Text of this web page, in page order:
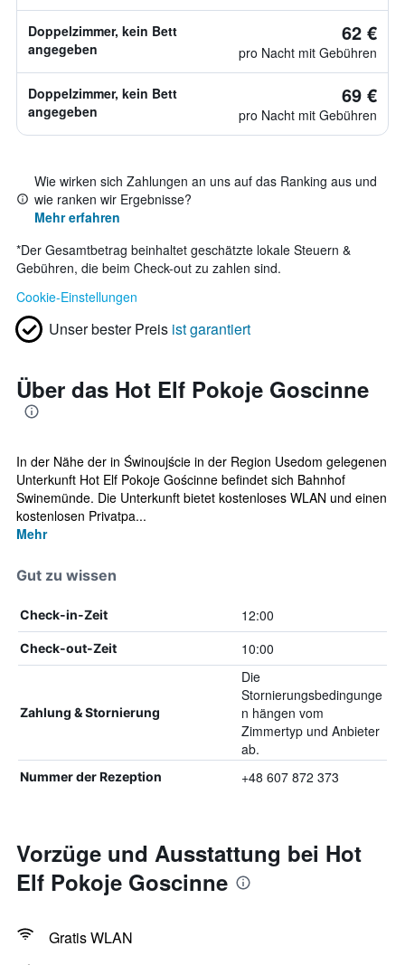
Doppelzimmer, kein Bett
angegeben
62 €
pro Nacht mit Gebühren
Doppelzimmer, kein Bett
angegeben
69 €
pro Nacht mit Gebühren
Wie wirken sich Zahlungen an uns auf das Ranking aus und
wie ranken wir Ergebnisse?
Mehr erfahren
*Der Gesamtbetrag beinhaltet geschätzte lokale Steuern &
Gebühren, die beim Check-out zu zahlen sind.
Cookie-Einstellungen
Unser bester Preis ist garantiert
Über das Hot Elf Pokoje Goscinne
In der Nähe der in Świnoujście in der Region Usedom gelegenen
Unterkunft Hot Elf Pokoje Gościnne befindet sich Bahnhof
Swinemünde. Die Unterkunft bietet kostenloses WLAN und einen
kostenlosen Privatpa...
Mehr
Gut zu wissen
Check-in-Zeit 12:00
Check-out-Zeit 10:00
Zahlung & Stornierung
Die
Stornierungsbedingunge
n hängen vom
Zimmertyp und Anbieter
ab.
Nummer der Rezeption +48 607 872 373
Vorzüge und Ausstattung bei Hot
Elf Pokoje Goscinne
Gratis WLAN